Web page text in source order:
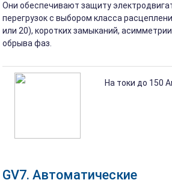
Они обеспечивают защиту
перегрузок с выбором класса
или 20), коротких замыканий,
обрыва фаз.
GV7. Автоматические
На токи до 150